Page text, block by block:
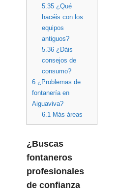
5.35¿Qué
hacéis con los
equipos
antiguos?
5.36¿Dáis
consejos de
consumo?
6 ¿Problemas de
fontanería en
Aiguaviva?
6.1 Más áreas
¿Buscas
fontaneros
profesionales
de confianza